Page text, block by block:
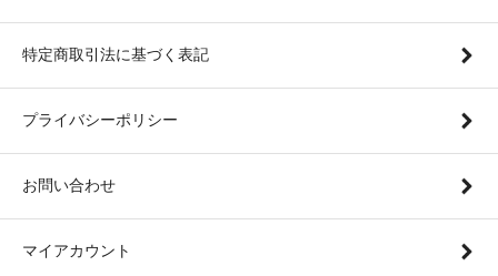
特定商取引法に基づく表記
プライバシーポリシー
お問い合わせ
マイアカウント